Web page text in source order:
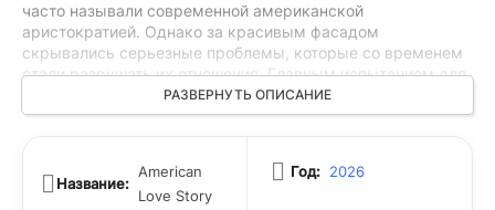
часто называли современной американской
аристократией. Однако за красивым фасадом
скрывались серьезные проблемы, которые со временем
стали разрушать их отношения. Главным испытанием для
супругов оказалось навязчивое внимание таблоидов —
журналисты и папарацци буквально преследовали их на
превратили частную жизнь пары в достояние публики. В
итоге неспособность найти уединение и постоянный
РАЗВЕРНУТЬ ОПИСАНИЕ
Название:
American
Love Story
Год: 2026